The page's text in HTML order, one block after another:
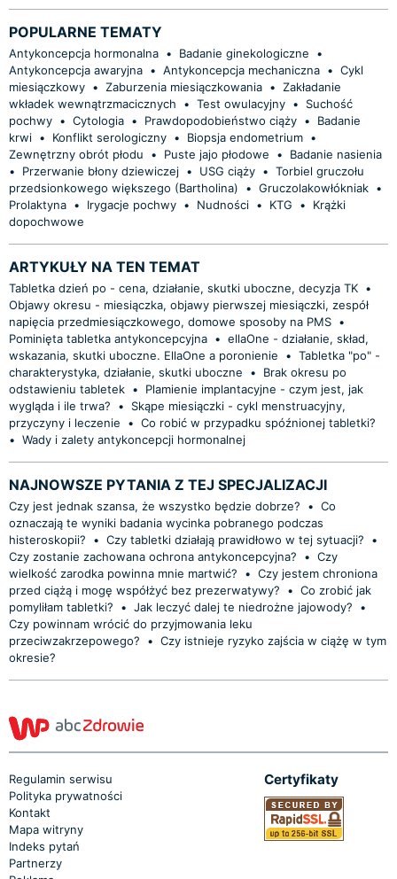
POPULARNE TEMATY
Antykoncepcja hormonalna • Badanie ginekologiczne
•
Antykoncepcja awaryjna • Antykoncepcja mechaniczna • Cykl
miesiączkowy • Zaburzenia miesiączkowania • Zakładanie
wkładek wewnątrzmacicznych
• Test owulacyjny •
Suchość
pochwy • Cytologia • Prawdopodobieństwo ciąży •
Badanie
krwi • Konflikt serologiczny • Biopsja endometrium •
Zewnętrzny obrót płodu
• Puste jajo płodowe •
Badanie nasienia
•
Przerwanie błony dziewiczej • USG ciąży • Torbiel gruczołu
przedsionkowego większego (Bartholina)
• Gruczolakowłókniak •
Prolaktyna • Irygacje pochwy • Nudności • KTG •
Krążki
dopochwowe
ARTYKUŁY NA TEN TEMAT
Tabletka dzień po - cena, działanie, skutki uboczne, decyzja TK •
Objawy okresu - miesiączka, objawy pierwszej miesiączki, zespół
napięcia przedmiesiączkowego, domowe sposoby na PMS •
Pominięta tabletka antykoncepcyjna • ellaOne - działanie, skład,
wskazania, skutki uboczne. EllaOne a poronienie
• Tabletka "po" -
charakterystyka, działanie, skutki uboczne
•
Brak okresu po
odstawieniu tabletek •
Plamienie implantacyjne - czym jest, jak
wygląda i ile trwa?
•
Skąpe miesiączki - cykl menstruacyjny,
przyczyny i leczenie
• Co robić w przypadku spóźnionej tabletki?
• Wady i zalety antykoncepcji hormonalnej
NAJNOWSZE PYTANIA Z TEJ SPECJALIZACJI
Czy jest jednak szansa, że wszystko będzie dobrze? • Co
oznaczają te wyniki badania wycinka pobranego podczas
histeroskopii?
• Czy tabletki działają prawidłowo w tej sytuacji?
•
Czy zostanie zachowana ochrona antykoncepcyjna?
• Czy
wielkość zarodka powinna mnie martwić?
• Czy jestem chroniona
przed ciążą i mogę współżyć bez prezerwatywy?
• Co zrobić jak
pomyliłam tabletki?
• Jak leczyć dalej te niedrożne jajowody?
•
Czy powinnam wrócić do przyjmowania leku
przeciwzakrzepowego?
• Czy istnieje ryzyko zajścia w ciążę w tym
okresie?
Regulamin serwisu
Polityka prywatności
Kontakt
Mapa witryny
Indeks pytań
Partnerzy
Certyfikaty